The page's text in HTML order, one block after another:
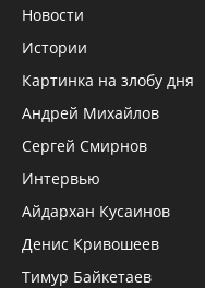
Новости
Истории
Картинка на злобу дня
Андрей Михайлов
Сергей Смирнов
Интервью
Айдархан Кусаинов
Денис Кривошеев
Тимур Байкетаев